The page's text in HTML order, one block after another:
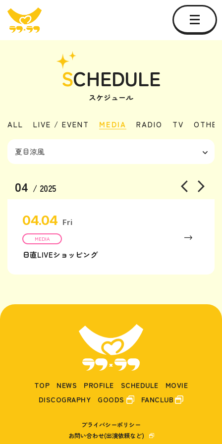
SCHEDULE
スケジュール
ALL LIVE / EVENT MEDIA RADIO TV OTHER
04 / 2025
04.04 Fri
MEDIA
日直LIVEショッピング
TOP NEWS PROFILE SCHEDULE
MOVIE
DISCOGRAPHY
GOODS FANCLUB
プライバシーポリシー
お問い合わせ(出演依頼など)